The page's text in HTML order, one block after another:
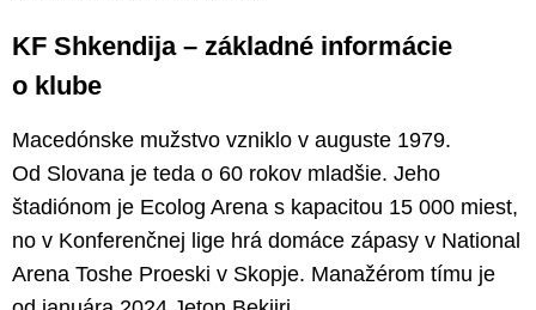
KF Shkendija – základné informácie
o klube
Macedónske mužstvo vzniklo v auguste 1979.
Od Slovana je teda o 60 rokov mladšie. Jeho
štadiónom je Ecolog Arena s kapacitou 15 000 miest,
no v Konferenčnej lige hrá domáce zápasy v National
Arena Toshe Proeski v Skopje. Manažérom tímu je